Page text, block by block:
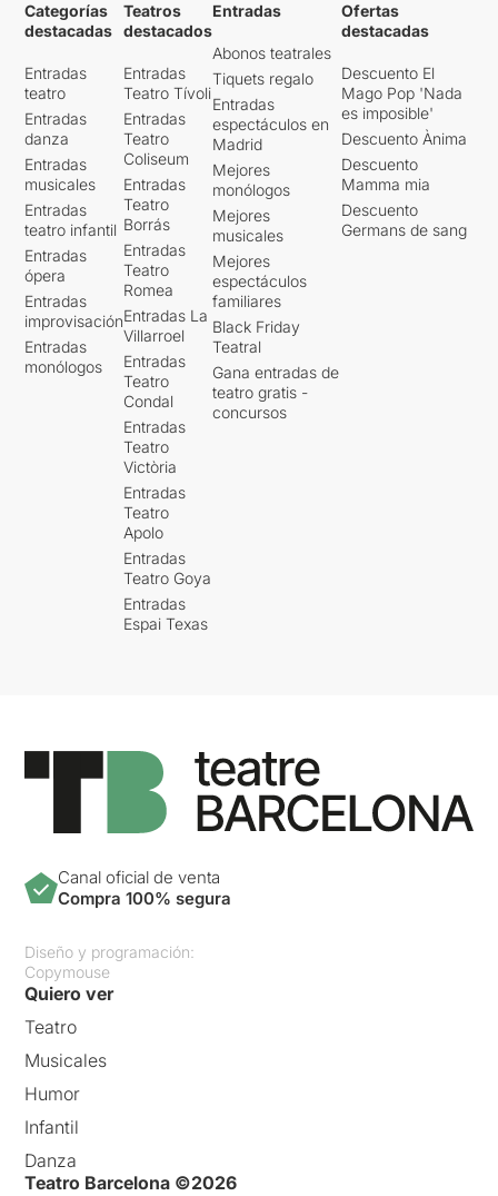
Categorías
destacadas
Entradas
teatro
Entradas
danza
Entradas
musicales
Entradas
teatro infantil
Entradas
ópera
Entradas
improvisación
Entradas
monólogos
Teatros
destacados
Entradas
Teatro Tívoli
Entradas
Teatro
Coliseum
Entradas
Teatro
Borrás
Entradas
Teatro
Romea
Entradas La
Villarroel
Entradas
Teatro
Condal
Entradas
Teatro
Victòria
Entradas
Teatro
Apolo
Entradas
Teatro Goya
Entradas
Espai Texas
Entradas
Abonos teatrales
Tiquets regalo
Entradas
espectáculos en
Madrid
Mejores
monólogos
Mejores
musicales
Mejores
espectáculos
familiares
Black Friday
Teatral
Gana entradas de
teatro gratis -
concursos
Ofertas
destacadas
Descuento El
Mago Pop 'Nada
es imposible'
Descuento Ànima
Descuento
Mamma mia
Descuento
Germans de sang
Canal oficial de venta
Compra 100% segura
Diseño y programación:
Copymouse
Quiero ver
Teatro
Musicales
Humor
Infantil
Danza
Teatro Barcelona ©2026